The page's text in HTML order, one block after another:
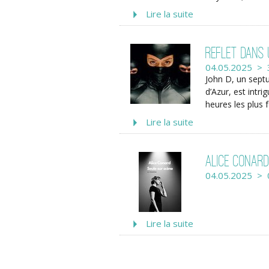
Lire la suite
Reflet dans
04.05.2025 >
John D, un
d’Azur, est
heures les plus
Lire la suite
Alice
04.05.2025 >
Lire la suite